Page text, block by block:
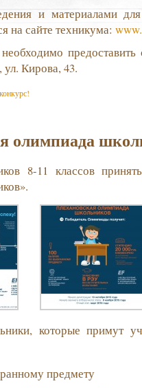
и материалами
на сайте техникума:
Кирова, 43.
олимпиада
8-11 классов
которые примут
предмету